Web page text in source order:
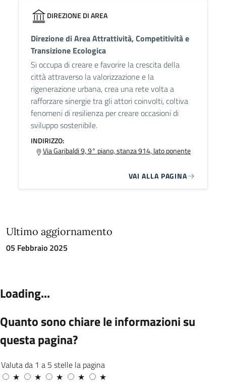
DIREZIONE DI AREA
Direzione di Area Attrattività, Competitività e
Transizione Ecologica
Si occupa di creare e favorire la crescita della
città attraverso la valorizzazione e la
rigenerazione urbana, crea una rete volta a
rafforzare sinergie tra gli attori coinvolti, coltiva
fenomeni di resilienza per creare occasioni di
sviluppo sostenibile.
INDIRIZZO:
Via Garibaldi 9, 9° piano, stanza 914, lato ponente
VAI ALLA PAGINA
Ultimo aggiornamento
05 Febbraio 2025